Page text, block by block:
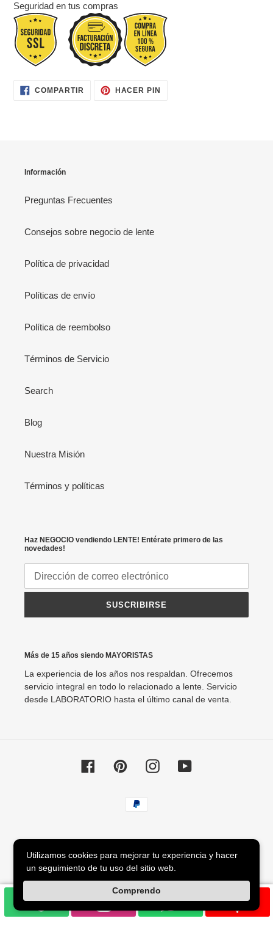
Seguridad en tus compras
COMPARTIR COMPARTIRHACER PIN
Información
Preguntas Frecuentes
Consejos sobre negocio de lente
Política de privacidad
Políticas de envío
Política de reembolso
Términos de Servicio
Search
Blog
Nuestra Misión
Términos y políticas
Haz NEGOCIO vendiendo LENTE! Entérate primero de las
novedades!
SUSCRIBIRSE
Más de 15 años siendo MAYORISTAS
La experiencia de los años nos respaldan. Ofrecemos
servicio integral en todo lo relacionado a lente. Servicio
desde LABORATORIO hasta el último canal de venta.
FacebookPinterestInstagramYouTube
Métodos
de
Utiliza
flechas
Utilizamos cookies para mejorar tu experiencia y hacer
un seguimiento de tu uso del sitio web.
Comprendo